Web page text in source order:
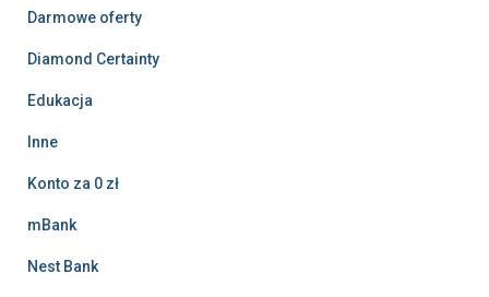
Darmowe oferty
Diamond Certainty
Edukacja
Inne
Konto za 0 zł
mBank
Nest Bank